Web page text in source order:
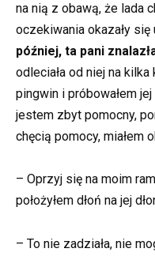
na nią z obawą, że lada
oczekiwania okazały się
później, ta pani
odleciała od niej na
pingwin i próbowałem
jestem zbyt pomocny,
chęcią pomocy, miałem
– Oprzyj się na moim
położyłem dłoń na jej
– To nie zadziała, nie